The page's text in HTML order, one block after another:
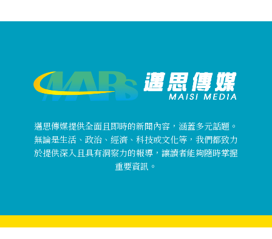
邁思傳媒提供全面且即時的新聞內容，涵蓋多元話題。
無論是生活、政治、經濟、科技或文化等，我們都致力
於提供深入且具有洞察力的報導，讓讀者能夠隨時掌握
重要資訊。